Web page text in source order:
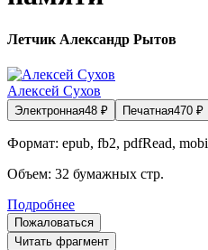
Летчик Александр Рытов
Алексей Сухов
Электронная48 ₽ Печатная470 ₽
Формат: epub, fb2, pdfRead, mobi
Объем: 32 бумажных стр.
Подробнее
Пожаловаться
Читать фрагмент